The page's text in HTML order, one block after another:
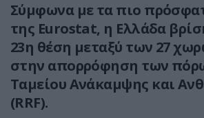
Σύμφωνα με τα πιο
της Eurostat, η Ελλάδα
23η θέση μεταξύ των 27
στην απορρόφηση των
Ταμείου Ανάκαμψης και
(RRF).